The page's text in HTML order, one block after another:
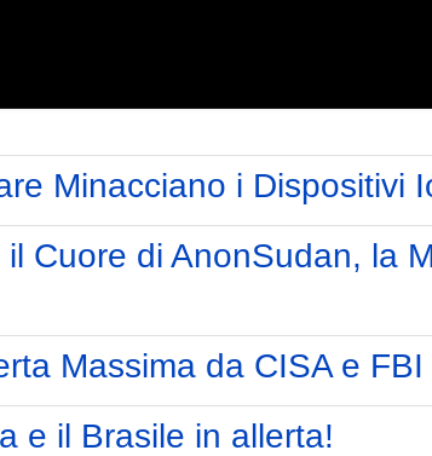
Minacciano i Dispositivi
Cuore di AnonSudan, la
Massima da CISA e FBI
e il Brasile in allerta!